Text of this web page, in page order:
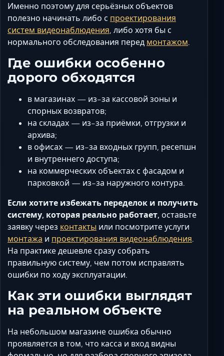
Именно поэтому для серьёзных объектов
полезно начинать либо с проектирования
систем видеонаблюдения, либо хотя бы с
нормального обследования перед монтажом.
Где ошибки особенно
дорого обходятся
в магазинах — из-за кассовой зоны и
спорных возвратов;
на складах — из-за приёмки, отгрузки и
архива;
в офисах — из-за входных групп, ресепшн
и внутреннего доступа;
на коммерческих объектах с фасадом и
парковкой — из-за наружного контура.
Если хотите избежать переделок и получить
систему, которая реально работает, оставьте
заявку через контакты или посмотрите услуги
монтажа и проектирования видеонаблюдения.
На практике дешевле сразу собрать
правильную систему, чем потом исправлять
ошибки по ходу эксплуатации.
Как эти ошибки выглядят
на реальном объекте
На небольшом магазине ошибка обычно
проявляется в том, что касса и вход видны